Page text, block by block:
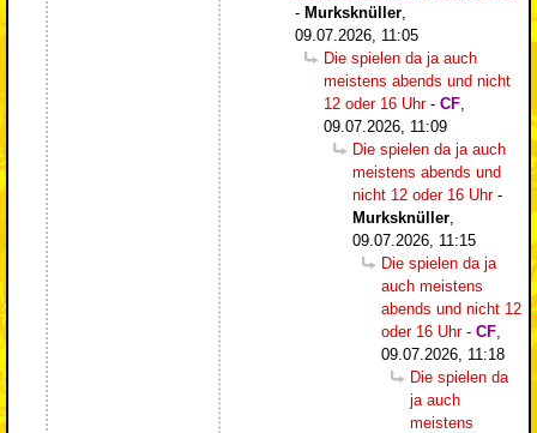
- Murksknüller
09.07.2026, 11:05
Die spielen da ja auch
meistens abends und nicht
12 oder 16 Uhr- CF
09.07.2026, 11:09
Die spielen da ja auch
meistens abends und
nicht 12 oder 16 Uhr-
Murksknüller
09.07.2026, 11:15
Die spielen da ja
auch meistens
abends und nicht 12
oder 16 Uhr- CF
09.07.2026, 11:18
Die spielen da
ja auch
meistens